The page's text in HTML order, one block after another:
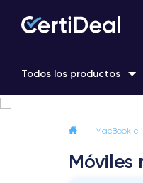
Todos los productos
iPhone 11 Pro
— MacBook e
Móviles